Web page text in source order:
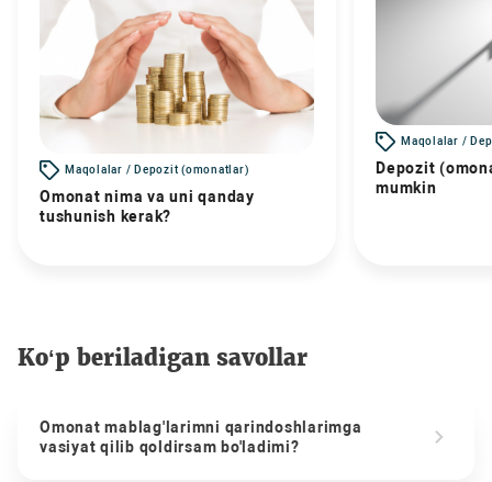
Maqolalar / Depozit (omonatlar)
Omonat nima va uni qanday
tushunish kerak?
Maqolalar /
Depozit
mumkin
Ko‘p beriladigan savollar
Omonat mablag'larimni qarindoshlarimga
vasiyat qilib qoldirsam bo'ladimi?